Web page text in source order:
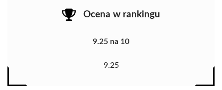
Ocena w rankingu
9.25 na 10
9.25